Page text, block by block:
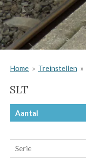
Home » Treinstellen »
SLT
Aantal
Serie